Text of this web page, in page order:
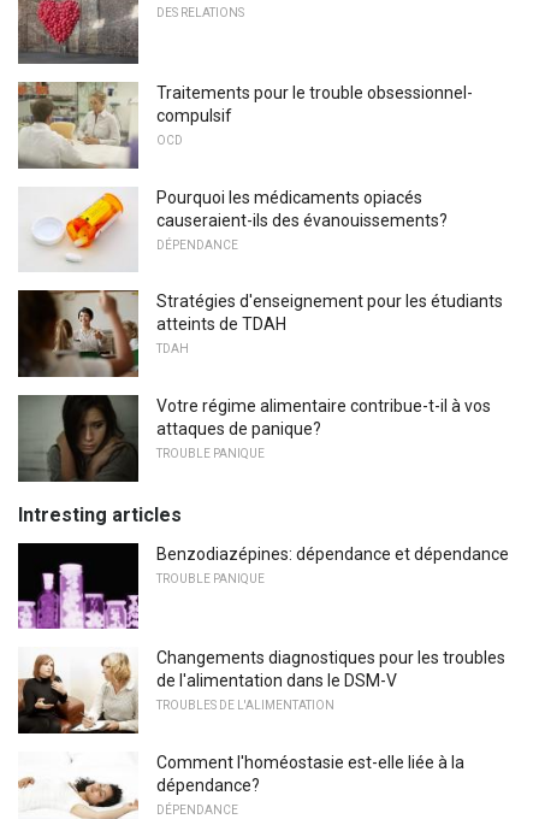
DES RELATIONS
Traitements pour le trouble obsessionnel-
compulsif
OCD
Pourquoi les médicaments opiacés
causeraient-ils des évanouissements?
DÉPENDANCE
Stratégies d'enseignement pour les étudiants
atteints de TDAH
TDAH
Votre régime alimentaire contribue-t-il à vos
attaques de panique?
TROUBLE PANIQUE
Intresting articles
Benzodiazépines: dépendance et dépendance
TROUBLE PANIQUE
Changements diagnostiques pour les troubles
de l'alimentation dans le DSM-V
TROUBLES DE L'ALIMENTATION
Comment l'homéostasie est-elle liée à la
dépendance?
DÉPENDANCE